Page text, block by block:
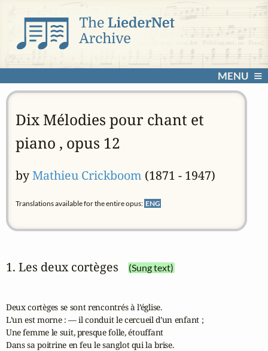
MENU
Dix Mélodies pour chant et
piano , opus 12
byMathieu Crickboom (1871 - 1947)
Translations available for the entire opus: ENG
1. Les deux cortèges (Sung text)
Deux cortèges se sont rencontrés à l’église.
L’un est morne : — il conduit le cercueil d’un enfant ;
Une femme le suit, presque folle, étouffant
Dans sa poitrine en feu le sanglot qui la brise.